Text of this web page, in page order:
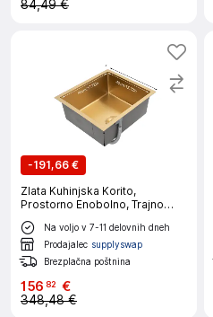
84,49 €
-191,66 €
Zlata Kuhinjska Korito,
Prostorno Enobolno, Trajno
Nerjaveče Jeklo, Zlata
Na voljo v 7-11 delovnih dneh
Prodajalec supplyswap
Brezplačna poštnina
156 82 €
348,48 €